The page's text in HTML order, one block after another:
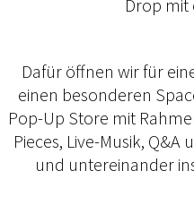
Drop mit
Dafür öffnen wir für
einen besonderen
Pop-Up Store mit
Pieces, Live-Musik,
und untereinander